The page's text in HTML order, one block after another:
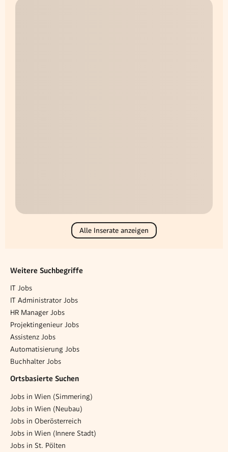
Alle Inserate anzeigen
Weitere Suchbegriffe
IT Jobs
IT Administrator Jobs
HR Manager Jobs
Projektingenieur Jobs
Assistenz Jobs
Automatisierung Jobs
Buchhalter Jobs
Ortsbasierte Suchen
Jobs in Wien (Simmering)
Jobs in Wien (Neubau)
Jobs in Oberösterreich
Jobs in Wien (Innere Stadt)
Jobs in St. Pölten